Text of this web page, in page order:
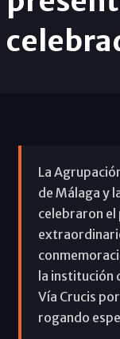
La
de Málaga y
celebraron el
la institución
Vía Crucis
rogando